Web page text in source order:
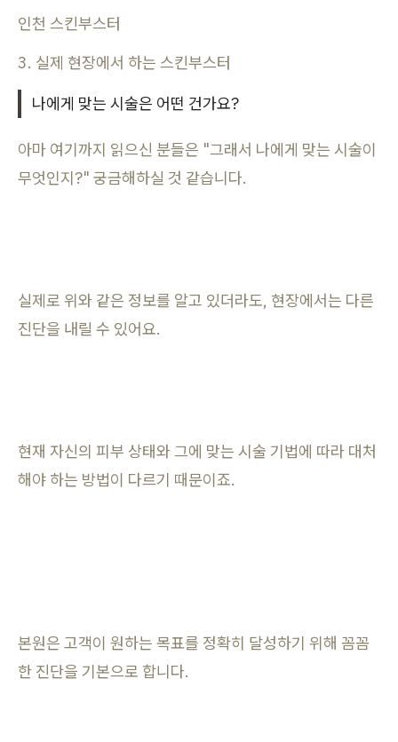
인천 스킨부스터
3. 실제 현장에서 하는 스킨부스터
나에게 맞는 시술은 어떤 건가요?
아마 여기까지 읽으신 분들은 "그래서 나에게 맞는 시술이
무엇인지?" 궁금해하실 것 같습니다.
실제로 위와 같은 정보를 알고 있더라도, 현장에서는 다른
진단을 내릴 수 있어요.
현재 자신의 피부 상태와 그에 맞는 시술 기법에 따라 대처
해야 하는 방법이 다르기 때문이죠.
본원은 고객이 원하는 목표를 정확히 달성하기 위해 꼼꼼
한 진단을 기본으로 합니다.